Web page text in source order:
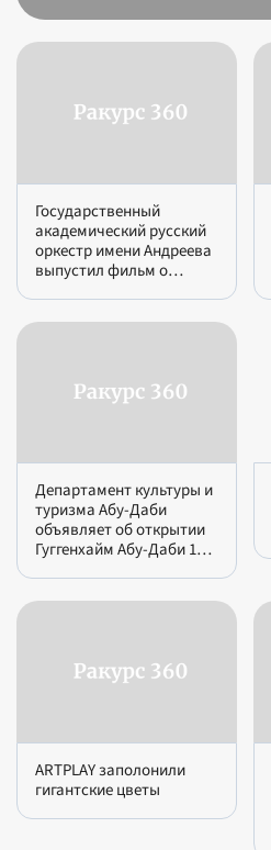
Государственный
академический русский
оркестр имени Андреева
выпустил фильм о
Департамент культуры и
туризма Абу-Даби
объявляет об открытии
Гуггенхайм Абу-Даби 11
ARTPLAY заполонили
гигантские цветы